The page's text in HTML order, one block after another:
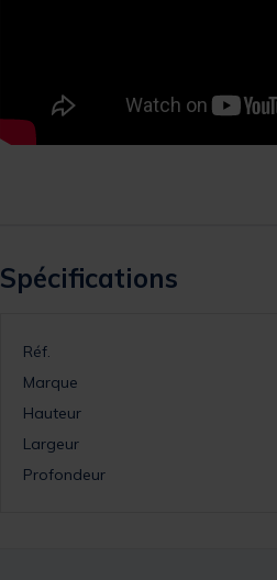
Spécifications
Réf.
Marque
Hauteur
Largeur
Profondeur